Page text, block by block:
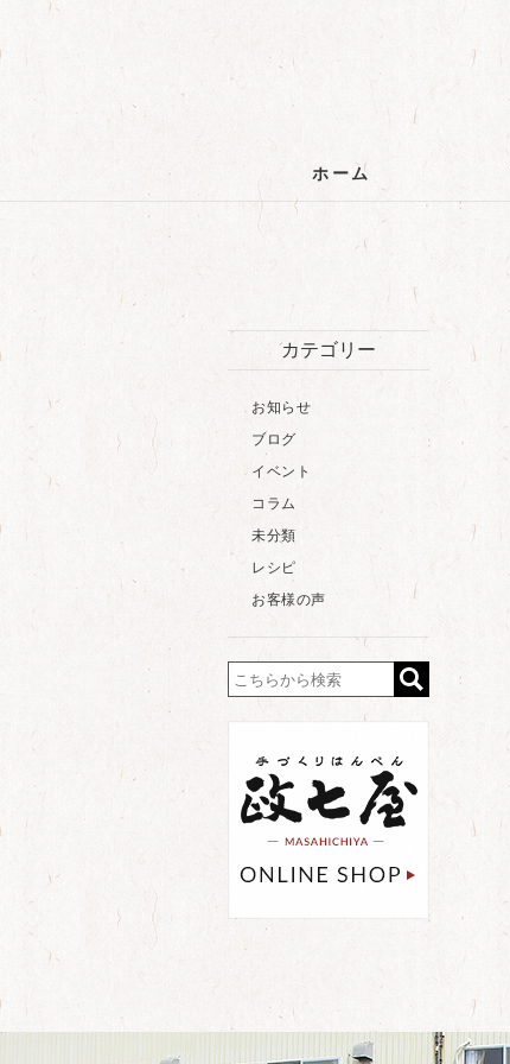
ホーム
カテゴリー
お知らせ
ブログ
イベント
コラム
未分類
レシピ
お客様の声